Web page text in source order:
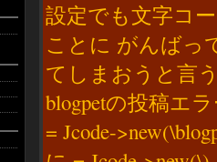
設定でも文字コ
ことに がんばっ
てしまおうと言う
blogpetの投稿エ
= Jcode-